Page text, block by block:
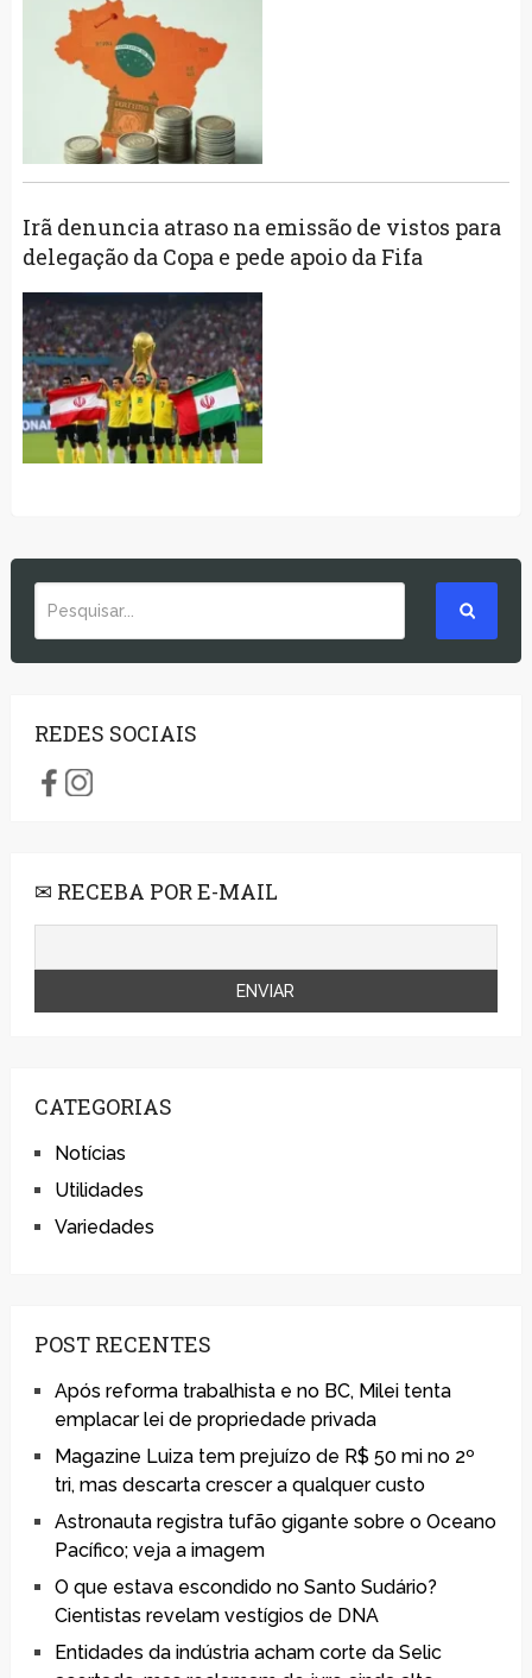
Irã denuncia atraso na emissão de vistos para
delegação da Copa e pede apoio da Fifa
REDES SOCIAIS
✉ RECEBA POR E-MAIL
CATEGORIAS
Notícias
Utilidades
Variedades
POST RECENTES
Após reforma trabalhista e no BC, Milei tenta
emplacar lei de propriedade privada
Magazine Luiza tem prejuízo de R$ 50 mi no 2º
tri, mas descarta crescer a qualquer custo
Astronauta registra tufão gigante sobre o Oceano
Pacífico; veja a imagem
O que estava escondido no Santo Sudário?
Cientistas revelam vestígios de DNA
Entidades da indústria acham corte da Selic